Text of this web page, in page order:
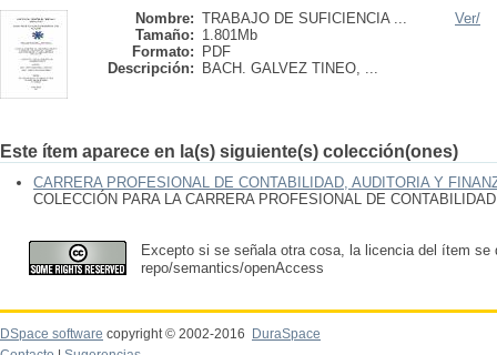
Nombre: TRABAJO DE SUFICIENCIA ...
Tamaño: 1.801Mb
Formato:
PDF
Descripción:
BACH. GALVEZ TINEO, ...
Ver/
Este ítem aparece en la(s) siguiente(s) colección(ones)
CARRERA PROFESIONAL DE CONTABILIDAD, AUDITORIA Y
COLECCIÓN PARA LA CARRERA PROFESIONAL DE
Excepto si se señala otra cosa, la licencia del ítem se
repo/semantics/openAccess
DSpace software copyright © 2002-2016
DuraSpace